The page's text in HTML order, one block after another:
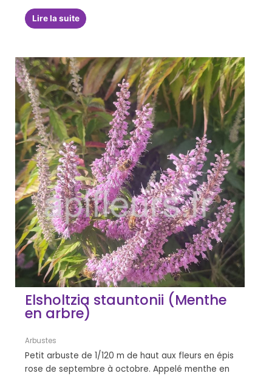
Lire la suite
Elsholtzia stauntonii (Menthe
en arbre)
Arbustes
Petit arbuste de 1/120 m de haut aux fleurs en épis
rose de septembre à octobre. Appelé menthe en